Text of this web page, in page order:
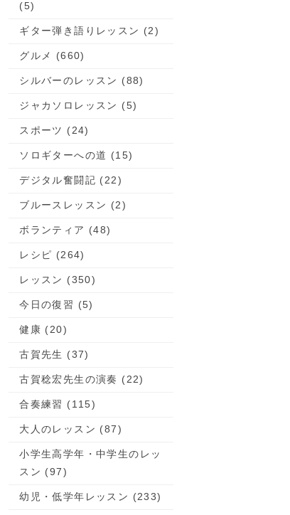
(5)
ギター弾き語りレッスン (2)
グルメ (660)
シルバーのレッスン (88)
ジャカソロレッスン (5)
スポーツ (24)
ソロギターへの道 (15)
デジタル奮闘記 (22)
ブルースレッスン (2)
ボランティア (48)
レシピ (264)
レッスン (350)
今日の復習 (5)
健康 (20)
古賀先生 (37)
古賀稔宏先生の演奏 (22)
合奏練習 (115)
大人のレッスン (87)
小学生高学年・中学生のレッ
スン (97)
幼児・低学年レッスン (233)